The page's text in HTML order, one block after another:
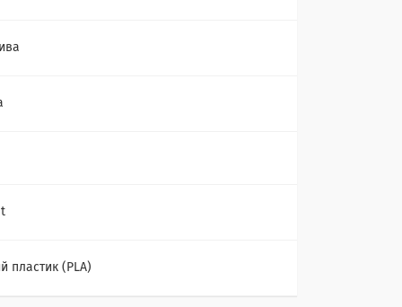
пластик (PLA)